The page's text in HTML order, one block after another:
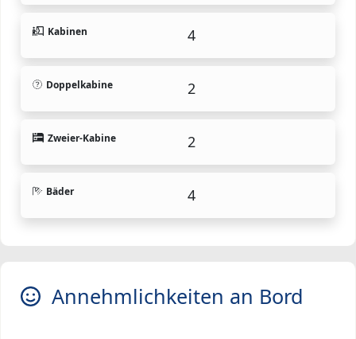
Kabinen 4
Doppelkabine 2
Zweier-Kabine 2
Bäder 4
Annehmlichkeiten an Bord